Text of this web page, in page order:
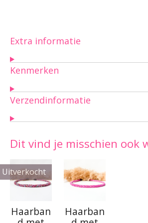
Extra informatie
Kenmerken
Verzendinformatie
Dit vind je misschien ook
Uitverkocht
Haarban
Haarban